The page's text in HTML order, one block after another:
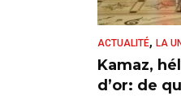
ACTUALITÉ, LA
Kamaz,
d’or: de